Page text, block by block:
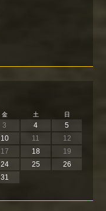
金 土 日
3 4
5
10 11
12
17 18
19
24 25
26
31